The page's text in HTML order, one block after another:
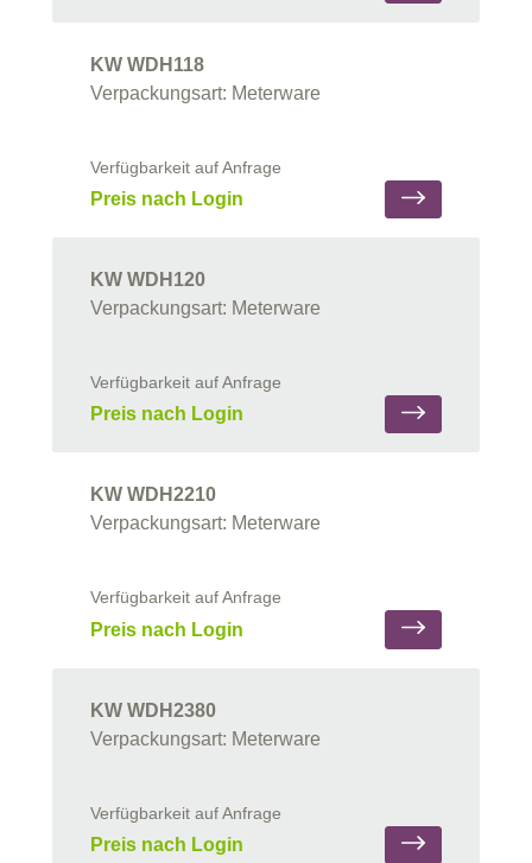
KW WDH118
Verpackungsart: Meterware
Verfügbarkeit auf Anfrage
Preis nach Login
KW WDH120
Verpackungsart: Meterware
Verfügbarkeit auf Anfrage
Preis nach Login
KW WDH2210
Verpackungsart: Meterware
Verfügbarkeit auf Anfrage
Preis nach Login
KW WDH2380
Verpackungsart: Meterware
Verfügbarkeit auf Anfrage
Preis nach Login